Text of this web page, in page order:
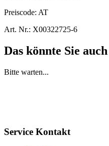
Preiscode: AT
Art. Nr.: X00322725-6
Das könnte Sie
Bitte warten...
Service Kontakt